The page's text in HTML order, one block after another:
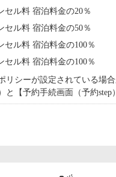
セル料 宿泊料金の20％
セル料 宿泊料金の50％
セル料 宿泊料金の100％
セル料 宿泊料金の100％
シーが設定されている場合
【予約手続画面（予約